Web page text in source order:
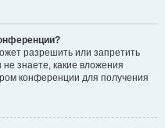
разрешить или запретить
знаете, какие вложения
конференции для получения